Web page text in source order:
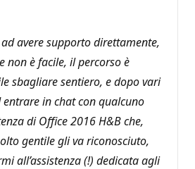
avere supporto direttamente,
non è facile, il percorso è
sbagliare sentiero, e dopo vari
in chat con qualcuno
di Office 2016 H&B che,
gentile gli va riconosciuto,
all’assistenza (!) dedicata agli